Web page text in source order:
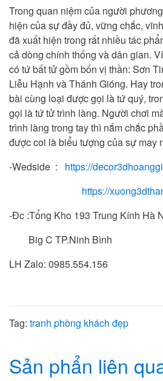
Trong quan niệm của người
hiện của sự đầy đủ, vững chắc,
đã xuất hiện trong rất nhiều tác
cả dòng chính thống và dân gian.
có tứ bất tử gồm bốn vị thần: Sơn
Liễu Hạnh và Thánh Gióng. Hay
bài cùng loại được gọi là tứ quý,
gọi là tứ tử trình làng. Người chơi
trình làng trong tay thì nắm chắc
được coi là biểu tượng của sự may
-Wedside : https://
https://
-Đc :Tổng Kho 193 Trung Kính Hà
Big C TP.Ninh Bình
LH Zalo: 0985.554.156
Tag: tranh phòng khách đẹp
Sản phẩn liên